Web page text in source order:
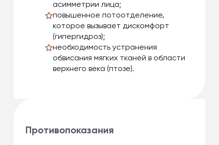
асимметрии лица;
повышенное потоотделение,
которое вызывает дискомфорт
(гипергидроз);
необходимость устранения
обвисания мягких тканей в области
верхнего века (птозе).
Противопоказания